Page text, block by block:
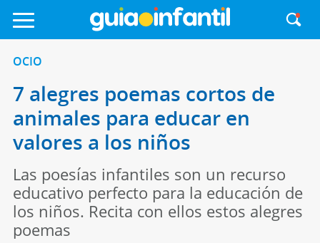
OCIO
7 alegres poemas cortos de
animales para educar en
valores a los niños
Las poesías infantiles son un recurso
educativo perfecto para la educación de
los niños. Recita con ellos estos alegres
poemas